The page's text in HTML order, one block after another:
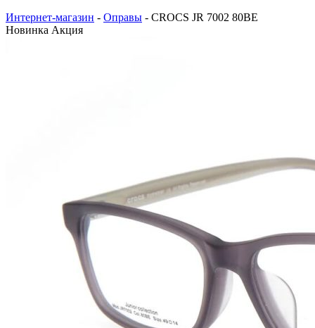
Интернет-магазин - Оправы - CROCS JR 7002 80BE
Новинка Акция